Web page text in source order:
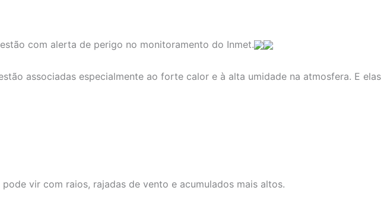
com alerta de perigo no monitoramento do Inmet.
associadas especialmente ao forte calor e à alta umidade na atmosfera. E elas
vir com raios, rajadas de vento e acumulados mais altos.